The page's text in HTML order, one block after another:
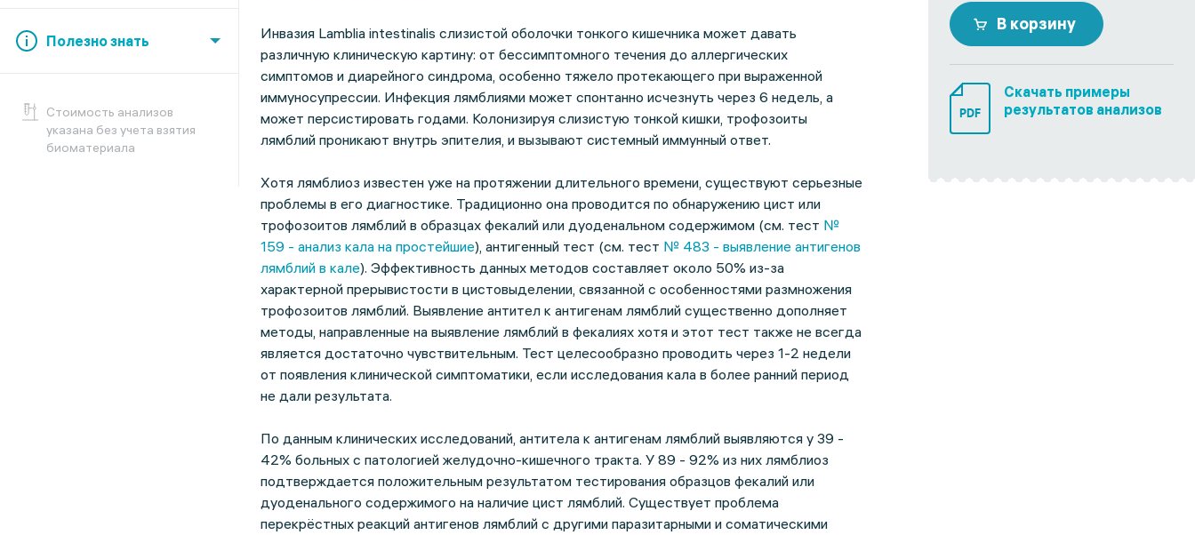
Полезно знать
Cтоимость анализов
указана без учета взятия
биоматериала
В корзину
PDF
Скачать примеры
результатов анализов
Инвазия Lamblia intestinalis слизистой оболочки тонкого кишечника может давать
различную клиническую картину: от бессимптомного течения до аллергических
симптомов и диарейного синдрома, особенно тяжело протекающего при выраженной
иммуносупрессии. Инфекция лямблиями может спонтанно исчезнуть через 6 недель, а
может персистировать годами. Колонизируя слизистую тонкой кишки, трофозоиты
лямблий проникают внутрь эпителия, и вызывают системный иммунный ответ.
Хотя лямблиоз известен уже на протяжении длительного времени, существуют серьезные
проблемы в его диагностике. Традиционно она проводится по обнаружению цист или
трофозоитов лямблий в образцах фекалий или дуоденальном содержимом (см. тест №
159 - анализ кала на простейшие), антигенный тест (см. тест № 483 - выявление антигенов
лямблий в кале). Эффективность данных методов составляет около 50% из-за
характерной прерывистости в цистовыделении, связанной с особенностями размножения
трофозоитов лямблий. Выявление антител к антигенам лямблий существенно дополняет
методы, направленные на выявление лямблий в фекалиях хотя и этот тест также не всегда
является достаточно чувствительным. Тест целесообразно проводить через 1-2 недели
от появления клинической симптоматики, если исследования кала в более ранний период
не дали результата.
По данным клинических исследований, антитела к антигенам лямблий выявляются у 39 -
42% больных с патологией желудочно-кишечного тракта. У 89 - 92% из них лямблиоз
подтверждается положительным результатом тестирования образцов фекалий или
дуоденального содержимого на наличие цист лямблий. Существует проблема
перекрёстных реакций антигенов лямблий с другими паразитарными и соматическими